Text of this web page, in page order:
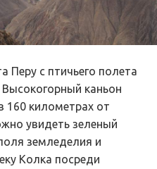
Перу с птичьего полета
каньон
160 километрах от
увидеть зеленый
земледелия и
Колка посреди